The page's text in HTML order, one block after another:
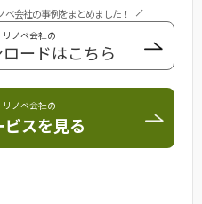
会社の事例をまとめました！
リノベ会社の
ードはこちら
リノベ会社の
スを見る